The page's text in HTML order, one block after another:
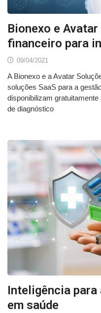
Bionexo e
financeiro para
09/04/2021
A Bionexo e a Avatar
soluções SaaS para a
disponibilizam
de diagnóstico
Inteligência para
em saúde